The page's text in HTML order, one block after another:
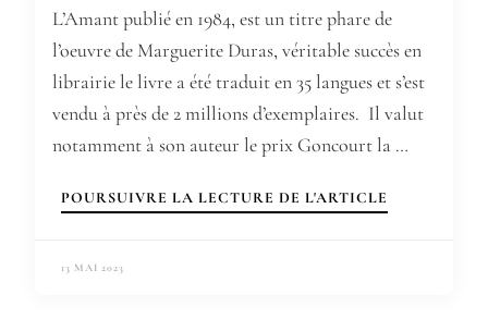
L’Amant publié en 1984, est un titre phare de
l’oeuvre de Marguerite Duras, véritable succès en
librairie le livre a été traduit en 35 langues et s’est
vendu à près de 2 millions d’exemplaires. Il valut
notamment à son auteur le prix Goncourt la …
POURSUIVRE LA LECTURE DE L'ARTICLE
13 MAI 2023